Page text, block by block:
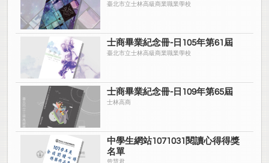
臺北市立士林高級商業職業學校
士商畢業紀念冊-日105年第61屆
臺北市立士林高級商業職業學校
士商畢業紀念冊-日109年第65屆
士林高商
中學生網站1071031閱讀心得得獎
名單
曾慧君